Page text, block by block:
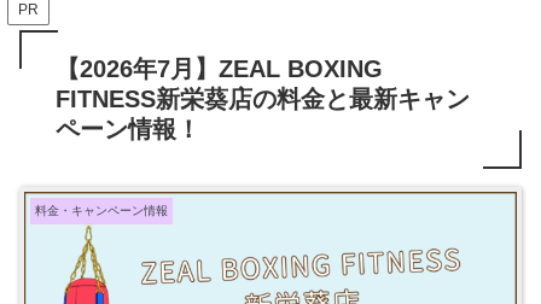
PR
【2026年7月】ZEAL BOXING
FITNESS新栄葵店の料金と最新キャン
ペーン情報！
料金・キャンペーン情報